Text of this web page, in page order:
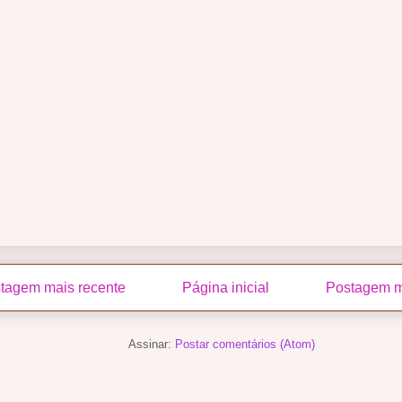
mais recente Postagem
Página inicial
Assinar: Postar comentários (Atom)